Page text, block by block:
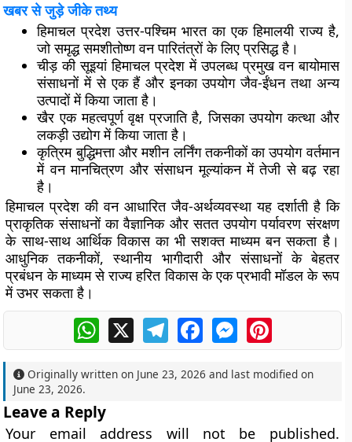
खबर से जुड़े जीके तथ्य
हिमाचल प्रदेश उत्तर-पश्चिम भारत का एक हिमालयी राज्य है,
जो समृद्ध समशीतोष्ण वन पारितंत्रों के लिए प्रसिद्ध है।
चीड़ की सूइयां हिमाचल प्रदेश में उपलब्ध प्रमुख वन बायोमास
संसाधनों में से एक हैं और इनका उपयोग जैव-ईंधन तथा अन्य
उत्पादों में किया जाता है।
खैर एक महत्वपूर्ण वृक्ष प्रजाति है, जिसका उपयोग कत्था और
लकड़ी उद्योग में किया जाता है।
कृत्रिम बुद्धिमत्ता और मशीन लर्निंग तकनीकों का उपयोग वर्तमान
में वन मानचित्रण और संसाधन मूल्यांकन में तेजी से बढ़ रहा
है।
हिमाचल प्रदेश की वन आधारित जैव-अर्थव्यवस्था यह दर्शाती है कि
प्राकृतिक संसाधनों का वैज्ञानिक और सतत उपयोग पर्यावरण संरक्षण
के साथ-साथ आर्थिक विकास का भी सशक्त माध्यम बन सकता है।
आधुनिक तकनीकों, स्थानीय भागीदारी और संसाधनों के बेहतर
प्रबंधन के माध्यम से राज्य हरित विकास के एक प्रभावी मॉडल के रूप
में उभर सकता है।
WhatsApp
X TelegramFacebookMessengerPinterest
Originally written on June 23, 2026 and last modified on
June 23, 2026.
Leave a Reply
Your email address will not be published.